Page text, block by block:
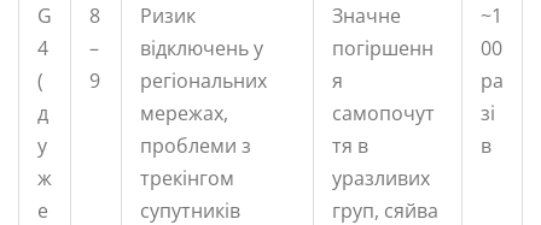
G
4
(
д
у
ж
е
8
–
9
Ризик
відключень у
регіональних
мережах,
проблеми з
трекінгом
супутників
Значне
погіршенн
я
самопочут
тя в
уразливих
груп, сяйва
~1
00
ра
зі
в